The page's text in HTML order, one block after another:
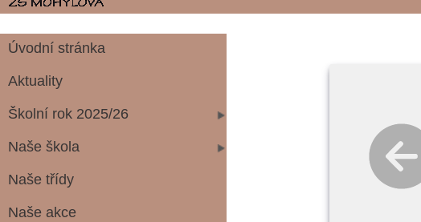
Úvodní stránka
Aktuality
Školní rok 2025/26
Naše škola
Naše třídy
Naše akce